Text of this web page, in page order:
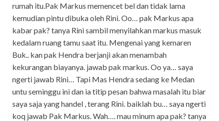
rumah itu.Pak Markus memencet bel dan tidak lama
kemudian pintu dibuka oleh Rini. Oo… pak Markus apa
kabar pak? tanya Rini sambil menyilahkan markus masuk
kedalam ruang tamu saat itu. Mengenai yang kemaren
Buk.. kan pak Hendra berjanji akan menambah
kekurangan biayanya. jawab pak markus. Oo ya… saya
ngerti jawab Rini… Tapi Mas Hendra sedang ke Medan
untu seminggu ini dan ia titip pesan bahwa masalah itu biar
saya saja yang handel , terang Rini. baiklah bu… saya ngerti
koq jawab Pak Markus. Wah…. mau minum apa pak? tanya